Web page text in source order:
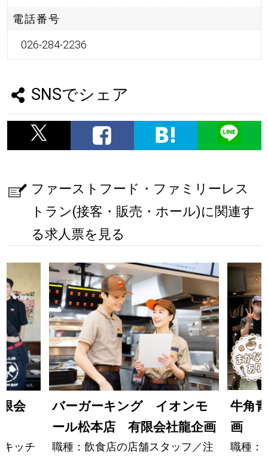
電話番号
026-284-2236
SNSでシェア
ファーストフード・ファミリーレス
トラン(接客・販売・ホール)に関連す
る求人票を見る
会
ッチ
バーガーキング イオンモ
ール松本店 有限会社龍企画
職種：飲食店の店舗スタッフ／注
牛角
画
職種：